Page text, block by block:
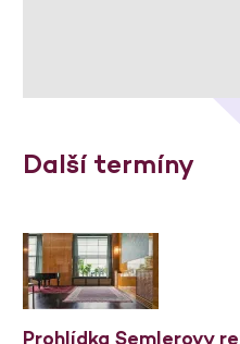
Další termíny
Prohlídka Semlerovy